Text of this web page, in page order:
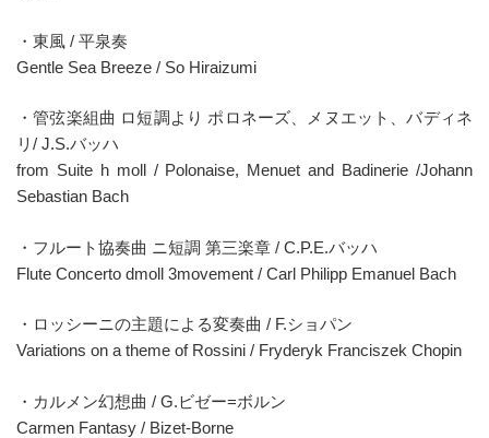
・東風 / 平泉奏
Gentle Sea Breeze / So Hiraizumi
・管弦楽組曲 ロ短調より ポロネーズ、メヌエット、バディネ
リ/ J.S.バッハ
from Suite h moll / Polonaise, Menuet and Badinerie /Johann
Sebastian Bach
・フルート協奏曲 ニ短調 第三楽章 / C.P.E.バッハ
Flute Concerto dmoll 3movement / Carl Philipp Emanuel Bach
・ロッシーニの主題による変奏曲 / F.ショパン
Variations on a theme of Rossini / Fryderyk Franciszek Chopin
・カルメン幻想曲 / G.ビゼー=ボルン
Carmen Fantasy / Bizet-Borne